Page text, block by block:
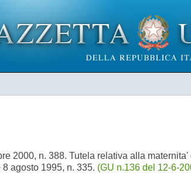
2000, n. 388. Tutela relativa alla
agosto 1995, n. 335. (GU n.136 del 12-6-